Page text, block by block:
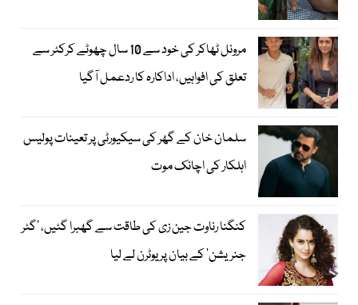
مرونل ٹھاکر کی خود سے 10 سال چھوٹے کرکٹر سے
تعلق کی افواہیں، اداکارہ کا ردعمل آگیا
سلمان خان کے گھر کی سیکیورٹی پر تعینات پولیس
اہلکار کی اچانک موت
کنگنا رناوت جین زی کی طاقت سے گھبرا گئیں، ’گٹر
جنریشن‘ کے بیان پر یوٹرن لے لیا